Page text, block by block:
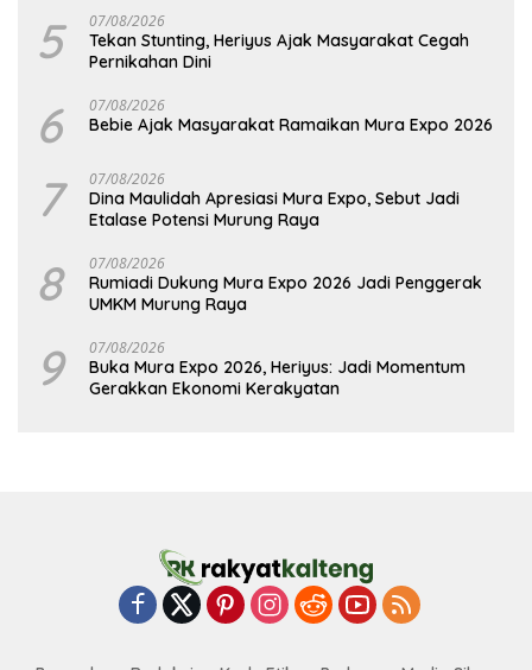
5 07/08/2026
Tekan Stunting, Heriyus Ajak Masyarakat Cegah
Pernikahan Dini
6 07/08/2026
Bebie Ajak Masyarakat Ramaikan Mura Expo 2026
7 07/08/2026
Dina Maulidah Apresiasi Mura Expo, Sebut Jadi
Etalase Potensi Murung Raya
8 07/08/2026
Rumiadi Dukung Mura Expo 2026 Jadi Penggerak
UMKM Murung Raya
9 07/08/2026
Buka Mura Expo 2026, Heriyus: Jadi Momentum
Gerakkan Ekonomi Kerakyatan